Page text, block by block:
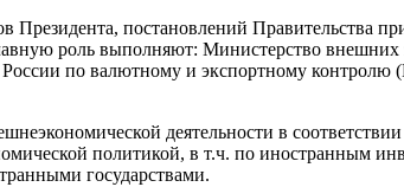
Президента, постановлений Правительства
роль выполняют: Министерство
по валютному и экспортному
деятельности в
политикой, в т.ч. по иностранным
государствами.